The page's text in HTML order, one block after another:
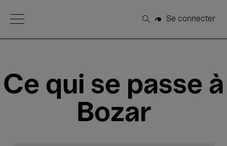
Open Menu
Rechercher
Se connecter
Ce qui se passe à
Bozar